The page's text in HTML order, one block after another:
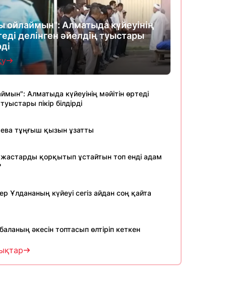
ойлаймын": Алматыда күйеуінің
делінген әйелдің туыстары
Алматыда күйеуінің мәйітін өртеді
пікір білдірді
тұңғыш қызын ұзатты
қорқытып ұстайтын топ енді адам
Ұлдананың күйеуі сегіз айдан соң қайта
әкесін топтасып өлтіріп кеткен